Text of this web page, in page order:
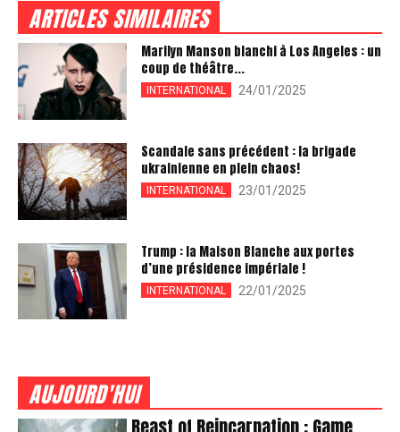
ARTICLES SIMILAIRES
Marilyn Manson blanchi à Los Angeles : un
coup de théâtre...
INTERNATIONAL 24/01/2025
Scandale sans précédent : la brigade
ukrainienne en plein chaos!
INTERNATIONAL 23/01/2025
Trump : la Maison Blanche aux portes
d’une présidence impériale !
INTERNATIONAL 22/01/2025
AUJOURD'HUI